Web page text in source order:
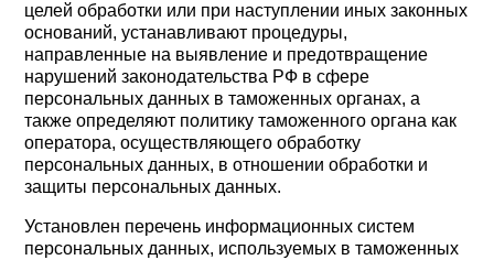
целей обработки или при наступлении иных законных
оснований, устанавливают процедуры,
направленные на выявление и предотвращение
нарушений законодательства РФ в сфере
персональных данных в таможенных органах, а
также определяют политику таможенного органа как
оператора, осуществляющего обработку
персональных данных, в отношении обработки и
защиты персональных данных.
Установлен перечень информационных систем
персональных данных, используемых в таможенных